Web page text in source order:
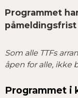
Programmet
Som alle TTFs
åpen for alle, ikke
Programmet i